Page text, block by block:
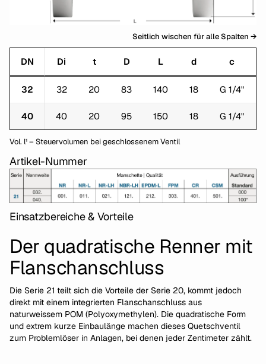
Seitlich wischen für alle Spalten →
DN Di t D L d c
32 32 20 83 140 18 G 1/4"
40 40 20 95 150 18 G 1/4"
Vol. l¹ – Steuervolumen bei geschlossenem Ventil
Artikel-Nummer
Einsatzbereiche & Vorteile
Der quadratische Renner mit
Flanschanschluss
Die Serie 21 teilt sich die Vorteile der Serie 20, kommt jedoch
direkt mit einem integrierten Flanschanschluss aus
naturweissem POM (Polyoxymethylen). Die quadratische Form
und extrem kurze Einbaulänge machen dieses Quetschventil
zum Problemlöser in Anlagen, bei denen jeder Zentimeter zählt.